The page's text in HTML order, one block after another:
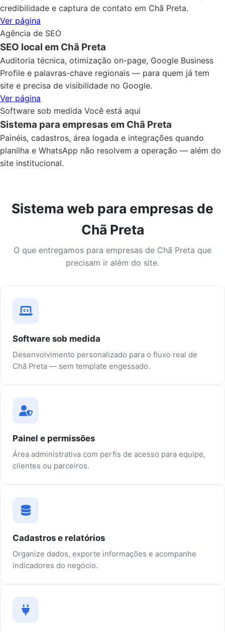
credibilidade e captura de contato em Chã Preta.
Ver página
Agência de SEO
SEO local em Chã Preta
Auditoria técnica, otimização on-page, Google Business
Profile e palavras-chave regionais — para quem já tem
site e precisa de visibilidade no Google.
Ver página
Software sob medida Você está aqui
Sistema para empresas em Chã Preta
Painéis, cadastros, área logada e integrações quando
planilha e WhatsApp não resolvem a operação — além do
site institucional.
Sistema web para empresas de
Chã Preta
O que entregamos para empresas de Chã Preta que
precisam ir além do site.
Software sob medida
Desenvolvimento personalizado para o fluxo real de
Chã Preta — sem template engessado.
Painel e permissões
Área administrativa com perfis de acesso para equipe,
clientes ou parceiros.
Cadastros e relatórios
Organize dados, exporte informações e acompanhe
indicadores do negócio.